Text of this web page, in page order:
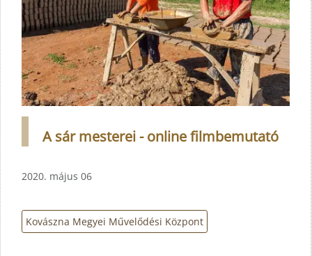
A sár mesterei - online filmbemutató
2020. május 06
Kovászna Megyei Művelődési Központ